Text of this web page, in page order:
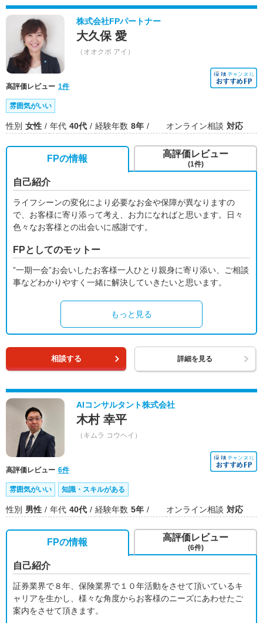
株式会社FPパートナー
大久保 愛
（オオクボ アイ）
高評価レビュー 1件
雰囲気がいい
性別 女性 年代 40代 経験年数 8年 オンライン相談 対応
FPの情報
自己紹介
ライフシーンの変化により必要なお金や保障が異なりますの
で、お客様に寄り添って考え、お力になればと思います。日々
色々なお客様との出会いに感謝です。
FPとしてのモットー
”一期一会”お会いしたお客様一人ひとり親身に寄り添い、ご相談
事などわかりやすく一緒に解決していきたいと思います。
もっと見る
高評価レビュー
(1件)
相談する 詳細を見る
AIコンサルタント株式会社
木村 幸平
（キムラ コウヘイ）
高評価レビュー 6件
雰囲気がいい 知識・スキルがある
性別 男性 年代 40代 経験年数 5年 オンライン相談 対応
FPの情報
自己紹介
証券業界で８年、保険業界で１０年活動をさせて頂いているキ
ャリアを生かし、様々な角度からお客様のニーズにあわせたご
案内をさせて頂きます。
高評価レビュー
(6件)